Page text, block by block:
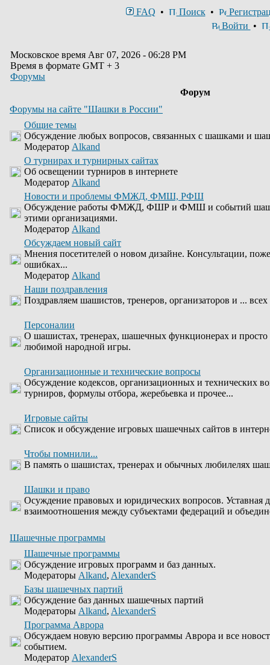
FAQ • Поиск•
Войти •
Московское время Авг 07, 2026 - 06:28 PM
Время в формате GMT + 3
Форумы
Форум
Форумы на сайте "Шашки в России"
Общие темы
Обсуждение любых вопросов, связанных с шашками и
Модератор Alkand
О турнирах и турнирных сайтах
Об освещении турниров в интернете
Модератор Alkand
Новости и проблемы ФМЖД, ФМШ, РФШ
Обсуждение работы ФМЖД, ФШР и ФМШ и событий
этими организациями.
Модератор Alkand
Обсуждаем новый сайт
Мнения посетителей о новом дизайне. Консультации,
ошибках...
Модератор Alkand
Наши поздравления
Поздравляем шашистов, тренеров, организаторов и ...
Персоналии
О шашистах, тренерах, шашечных функционерах и
любимой народной игры.
Организационные и технические вопросы
Обсуждение кодексов, организационных и технических
турниров, формулы отбора, жеребьевка и прочее...
Игровые сайты
Список и обсуждение игровых шашечных сайтов в
Чтобы помнили...
В память о шашистах, тренерах и обычных любилелях
Шашки и право
Осуждение правовых и юридических вопросов. Уставная
взаимоотношения между субъектами федераций и
Шашечные программы
Шашечные программы
Обсуждение игровых программ и баз данных.
Модераторы Alkand, AlexanderS
Базы шашечных партий
Обсуждение баз данных шашечных партий
Модераторы Alkand, AlexanderS
Программа Аврора
Обсуждаем новую версию программы Аврора и все
событием.
Модератор AlexanderS